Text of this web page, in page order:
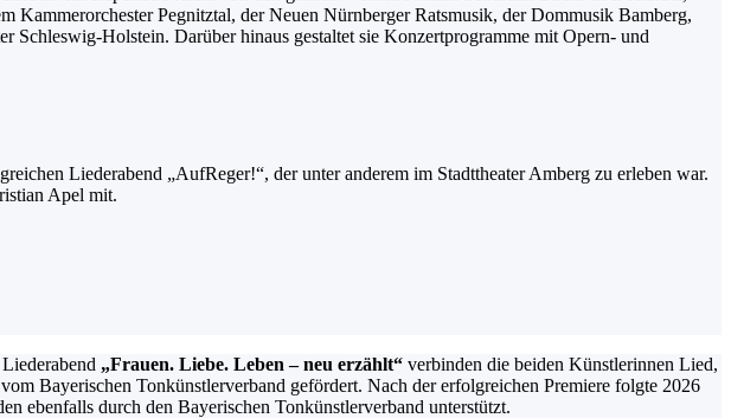
Pegnitztal, der Neuen Nürnberger Ratsmusik, der Dommusik Bamberg,
Schleswig-Holstein. Darüber hinaus gestaltet sie Konzertprogramme mit Opern- und
Liederabend „AufReger!“, der unter anderem im Stadttheater Amberg zu erleben war.
Apel mit.
„Frauen. Liebe. Leben – neu erzählt“ verbinden die beiden Künstlerinnen Lied,
Bayerischen Tonkünstlerverband gefördert. Nach der erfolgreichen Premiere folgte 2026
ebenfalls durch den Bayerischen Tonkünstlerverband unterstützt.